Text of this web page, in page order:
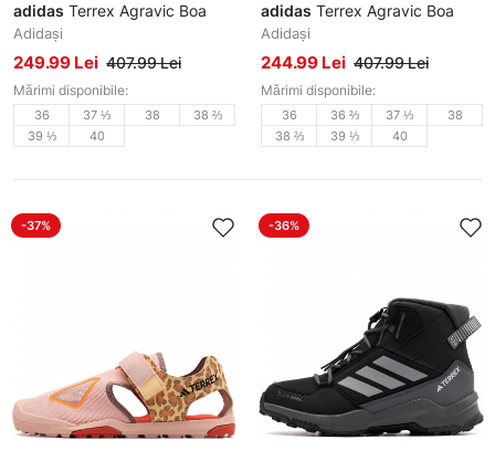
adidas Terrex Agravic Boa
Adidași
249.99 Lei 407.99 Lei
Mărimi disponibile:
36 37 ⅓ 38
38 ⅔
39 ⅓
40
adidas Terrex Agravic Boa
Adidași
244.99 Lei 407.99 Lei
Mărimi disponibile:
36 36 ⅔ 37 ⅓
38
38 ⅔
39 ⅓ 40
-37% -36%